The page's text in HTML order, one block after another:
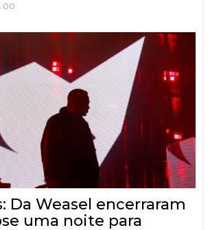
Da Weasel encerraram
uma noite para